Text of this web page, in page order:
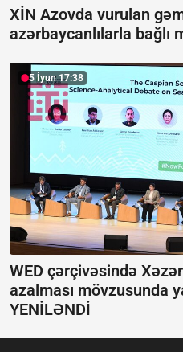
XİN Azovda vurulan
azərbaycanlılarla bağlı
5 İyun 17:38
WED çərçivəsində
azalması mövzusunda
YENİLƏNDİ